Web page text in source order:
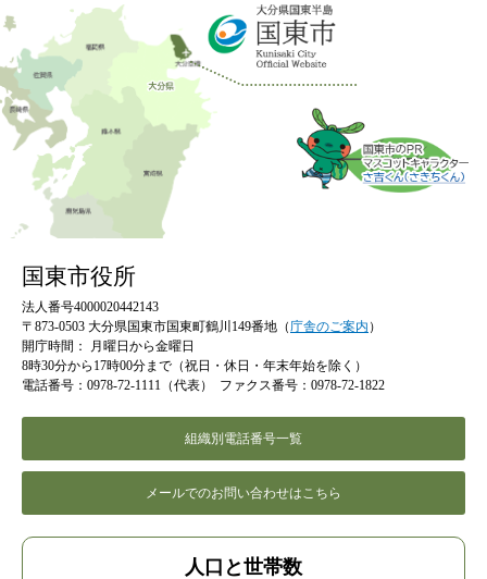
国東市役所
法人番号4000020442143
〒873-0503 大分県国東市国東町鶴川149番地（庁舎のご案内 ）
開庁時間：
月曜日から金曜日
8時30分から17時00分まで（祝日・休日・年末年始を除く）
電話番号：0978-72-1111（代表）
ファクス番号：0978-72-1822
組織別電話番号一覧
メールでのお問い合わせはこちら
人口と世帯数